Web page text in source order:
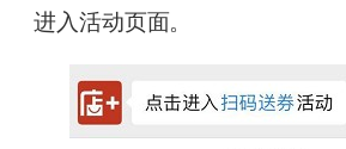
进入活动页面。